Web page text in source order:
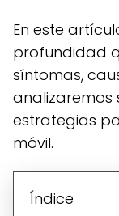
En este
profundidad
síntomas,
analizaremos
estrategias
móvil.
Índice